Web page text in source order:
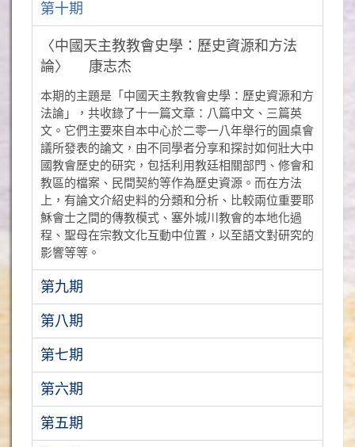
第十期
〈中國天主教教會史學：歷史資源和方法
論〉 康志杰
本期的主題是「中國天主教教會史學：歷史資源和方
法論」，共收錄了十一篇文章：八篇中文、三篇英
文。它們主要來自本中心於二零一八年舉行的圓桌會
議所發表的論文，由不同學者分享和探討如何壯大中
國教會歷史的研究，包括利用教廷相關部門、修會和
教區的檔案、民間契約等作為歷史資源。而在方法
上，有論文介紹史料的分類和分析、比較兩位重要耶
穌會士之間的傳教模式、塞外城川教會的本地化過
程、聖母在宗教文化互動中位置，以至語文對研究的
影響等等。
第九期
第八期
第七期
第六期
第五期